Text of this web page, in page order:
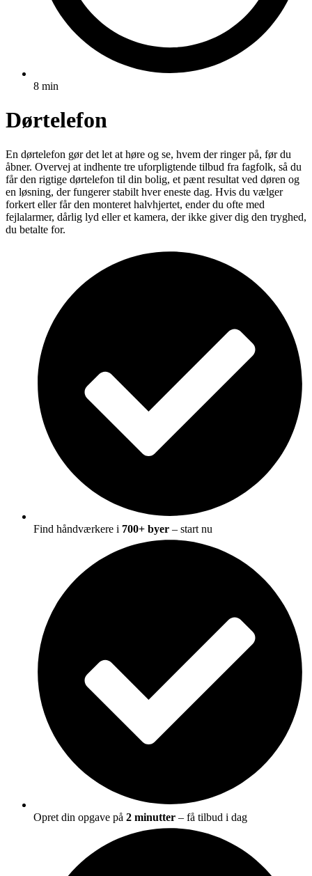
8 min
Dørtelefon
En dørtelefon gør det let at høre og se, hvem der ringer på, før du
åbner. Overvej at indhente tre uforpligtende tilbud fra fagfolk, så du
får den rigtige dørtelefon til din bolig, et pænt resultat ved døren og
en løsning, der fungerer stabilt hver eneste dag. Hvis du vælger
forkert eller får den monteret halvhjertet, ender du ofte med
fejlalarmer, dårlig lyd eller et kamera, der ikke giver dig den tryghed,
du betalte for.
Find håndværkere i 700+ byer – start nu
Opret din opgave på 2 minutter – få tilbud i dag